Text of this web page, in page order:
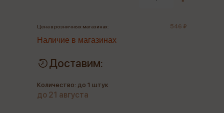
Цена в розничных магазинах: 546 ₽
Наличие в магазинах
Доставим:
Количество: до 1 штук
до 21 августа